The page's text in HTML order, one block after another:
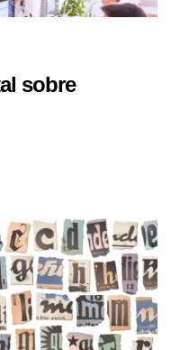
sobre